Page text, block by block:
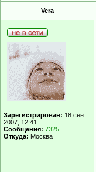
Vera
Зарегистрирован: 18 сен
2007, 12:41
Сообщения: 7325
Откуда: Москва